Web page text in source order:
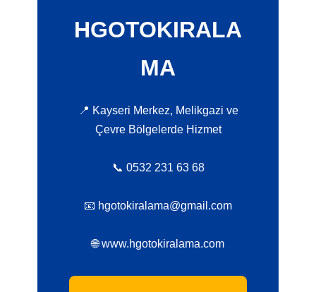
HGOTOKIRALA
MA
📍 Kayseri Merkez, Melikgazi ve
Çevre Bölgelerde Hizmet
📞 0532 231 63 68
📧 hgotokiralama@gmail.com
🌐 www.hgotokiralama.com